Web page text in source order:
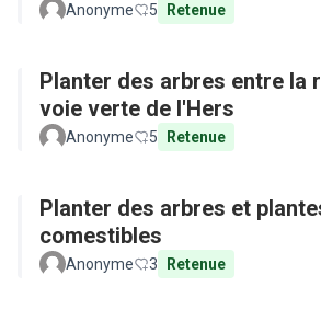
Anonyme 5 Retenue
Planter des arbres entre la
voie verte de l'Hers
Anonyme 5 Retenue
Planter des arbres et
comestibles
Anonyme 3 Retenue